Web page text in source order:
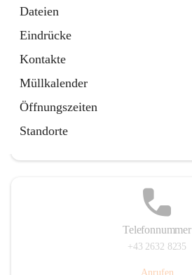
Dateien
Eindrücke
Kontakte
Müllkalender
Öffnungszeiten
Standorte
Telefonnummer
+43 2632 8235
Anrufen